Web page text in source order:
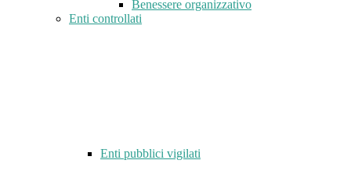
Benessere organizzativo
Enti controllati
Enti pubblici vigilati